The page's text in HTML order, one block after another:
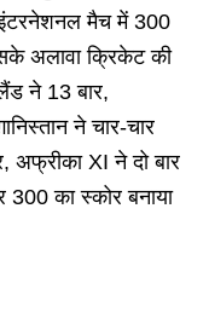
इंटरनेशनल मैच में 300
अलावा क्रिकेट की
ने 13 बार,
ने चार-चार
अफ्रीका XI ने दो बार
का स्कोर बनाया